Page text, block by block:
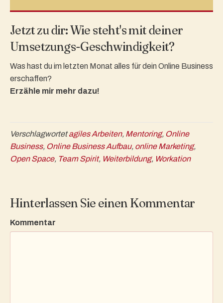
Jetzt zu dir: Wie steht's mit deiner
Umsetzungs-Geschwindigkeit?
Was hast du im letzten Monat alles für dein Online Business
erschaffen?
Erzähle mir mehr dazu!
Verschlagwortetagiles Arbeiten, Mentoring, Online
Business, Online Business Aufbau, online Marketing,
Open Space, Team Spirit, Weiterbildung, Workation
Hinterlassen Sie einen Kommentar
Kommentar